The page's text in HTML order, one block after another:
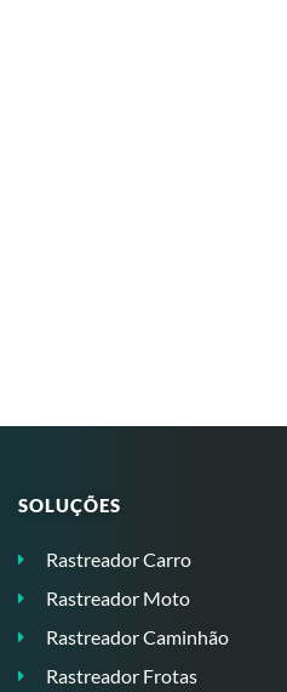
SOLUÇÕES
Rastreador Carro
Rastreador Moto
Rastreador Caminhão
Rastreador Frotas